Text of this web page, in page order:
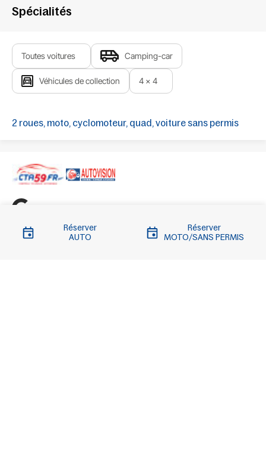
Spécialités
Toutes voitures Camping-car
Véhicules de collection 4 x 4
2 roues, moto, cyclomoteur, quad, voiture sans permis
Réserver
AUTO
Réserver
MOTO/SANS PERMIS